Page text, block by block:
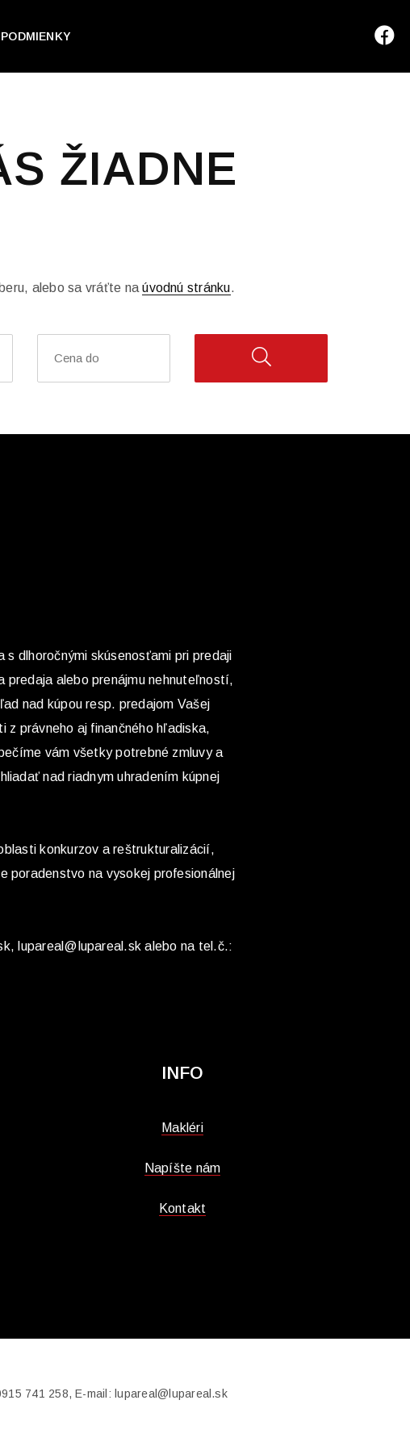
ŽIADNE
alebo sa vráťte naúvodnú stránku.
dlhoročnými skúsenosťami pri predaji
predaja alebo prenájmu nehnuteľností,
nad kúpou resp. predajom Vašej
z právneho aj finančného hľadiska,
vám všetky potrebné zmluvy a
nad riadnym uhradením kúpnej
konkurzov a reštrukturalizácií,
poradenstvo na vysokej profesionálnej
lupareal@lupareal.sk alebo na tel.č.:
INFO
Makléri
Napíšte nám
Kontakt
741 258, E-mail: lupareal@lupareal.sk